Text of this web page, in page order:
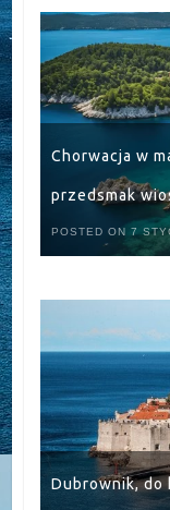
Chorwacja w
przedsmak
POSTED ON 7
Dubrownik,